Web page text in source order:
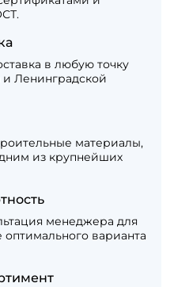
в любую точку
и Ленинградской
материалы,
из крупнейших
менеджера для
варианта